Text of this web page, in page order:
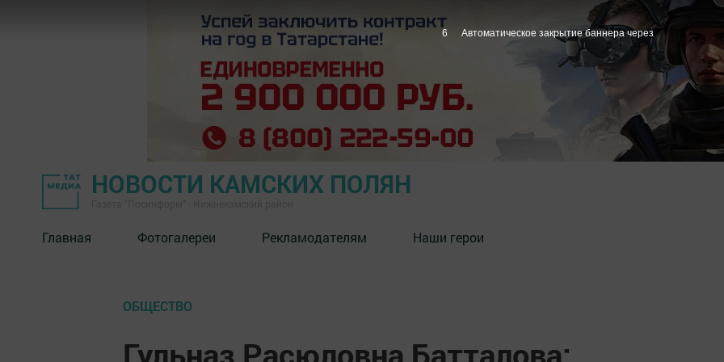
НОВОСТИ КАМСКИХ ПОЛЯН
Главная Фотогалереи Рекламодателям Наши герои
ОБЩЕСТВО
Гульназ Расюловна Батталова:
5 Автоматическое закрытие баннера через